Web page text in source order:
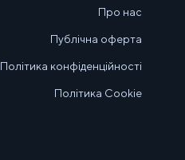
Про нас
Публічна оферта
Політика конфіденційності
Політика Cookie